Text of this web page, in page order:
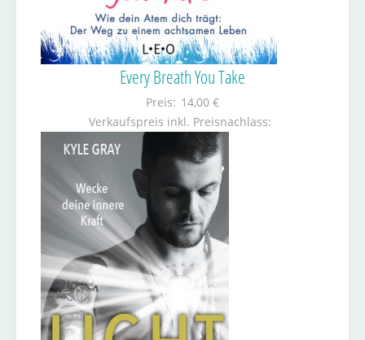
Every Breath You Take
Preis: 14,00 €
Verkaufspreis inkl. Preisnachlass: